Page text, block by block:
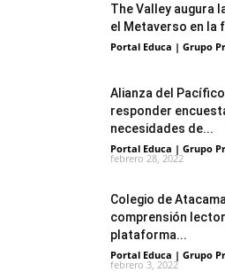
The Valley augura
el Metaverso en la
Portal Educa | Grupo
Alianza del
responder
necesidades de...
Portal Educa | Grupo
febrero 28, 2022
Colegio de
comprensión
plataforma...
Portal Educa | Grupo
febrero 3, 2022